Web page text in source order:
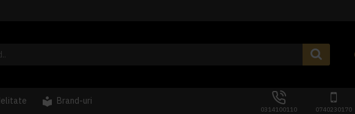
Brand-uri
0314100110 0740230170